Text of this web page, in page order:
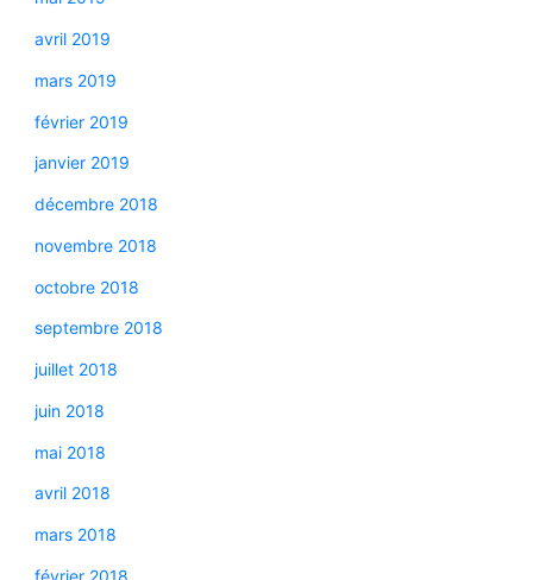
avril 2019
mars 2019
février 2019
janvier 2019
décembre 2018
novembre 2018
octobre 2018
septembre 2018
juillet 2018
juin 2018
mai 2018
avril 2018
mars 2018
février 2018